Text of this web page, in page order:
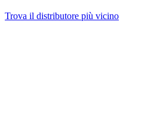
Trova il distributore più vicino